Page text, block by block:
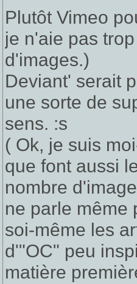
la musique,
contient + de
permet de
chacun dans
Plutôt Vimeo
je n'aie pas
d'images.)
Deviant' serait
une sorte de
sens. :s
( Ok, je suis
que font aussi
nombre
ne parle même
soi-même les
d'"OC" peu
matière